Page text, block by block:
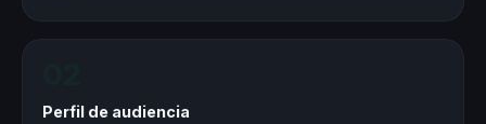
Perfil de audiencia